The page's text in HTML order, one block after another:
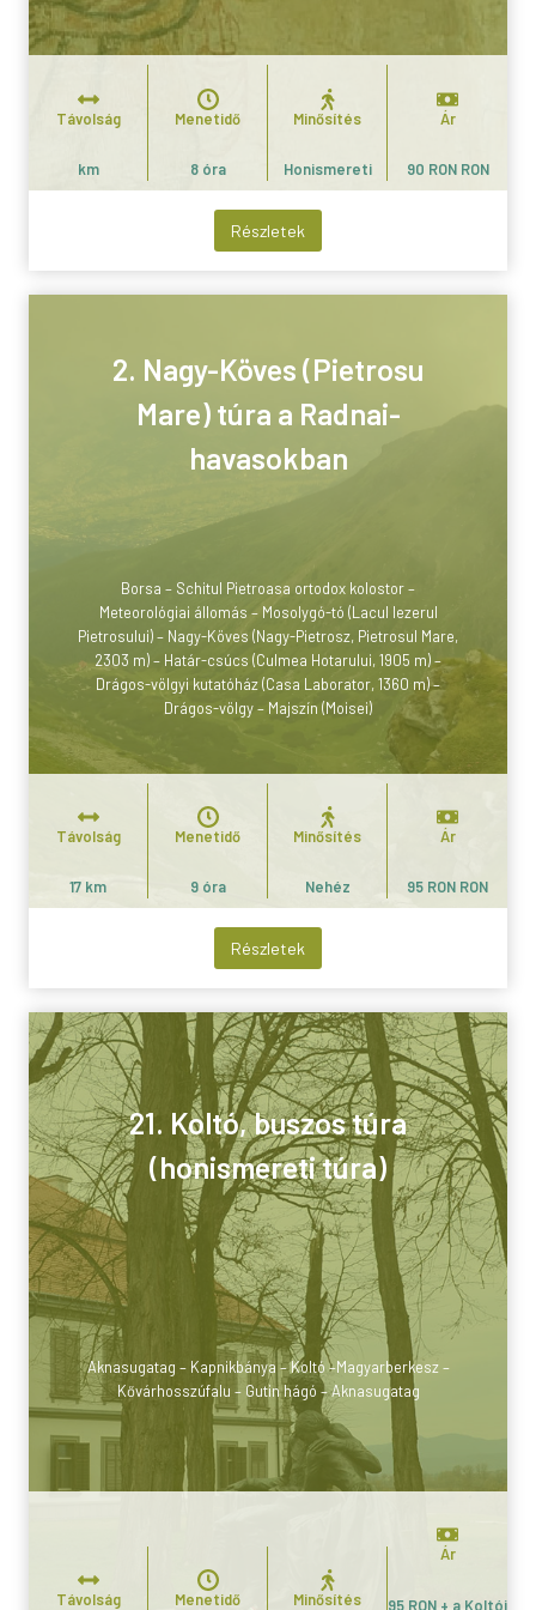
Távolság
km
Menetidő
8 óra
Minősítés
Honismereti
Ár
90 RON RON
Részletek
2. Nagy-Köves (Pietrosu
Mare) túra a Radnai-
havasokban
Borsa – Schitul Pietroasa ortodox kolostor –
Meteorológiai állomás – Mosolygó-tó (Lacul Iezerul
Pietrosului) – Nagy-Köves (Nagy-Pietrosz, Pietrosul Mare,
2303 m) – Határ-csúcs (Culmea Hotarului, 1905 m) –
Drágos-völgyi kutatóház (Casa Laborator, 1360 m) –
Drágos-völgy – Majszín (Moisei)
Távolság
17 km
Menetidő
9 óra
Minősítés
Nehéz
Ár
95 RON RON
Részletek
21. Koltó, buszos túra
(honismereti túra)
Aknasugatag – Kapnikbánya – Koltó –Magyarberkesz –
Kővárhosszúfalu – Gutin hágó – Aknasugatag
Távolság Menetidő Minősítés
Ár
95 RON + a Koltói